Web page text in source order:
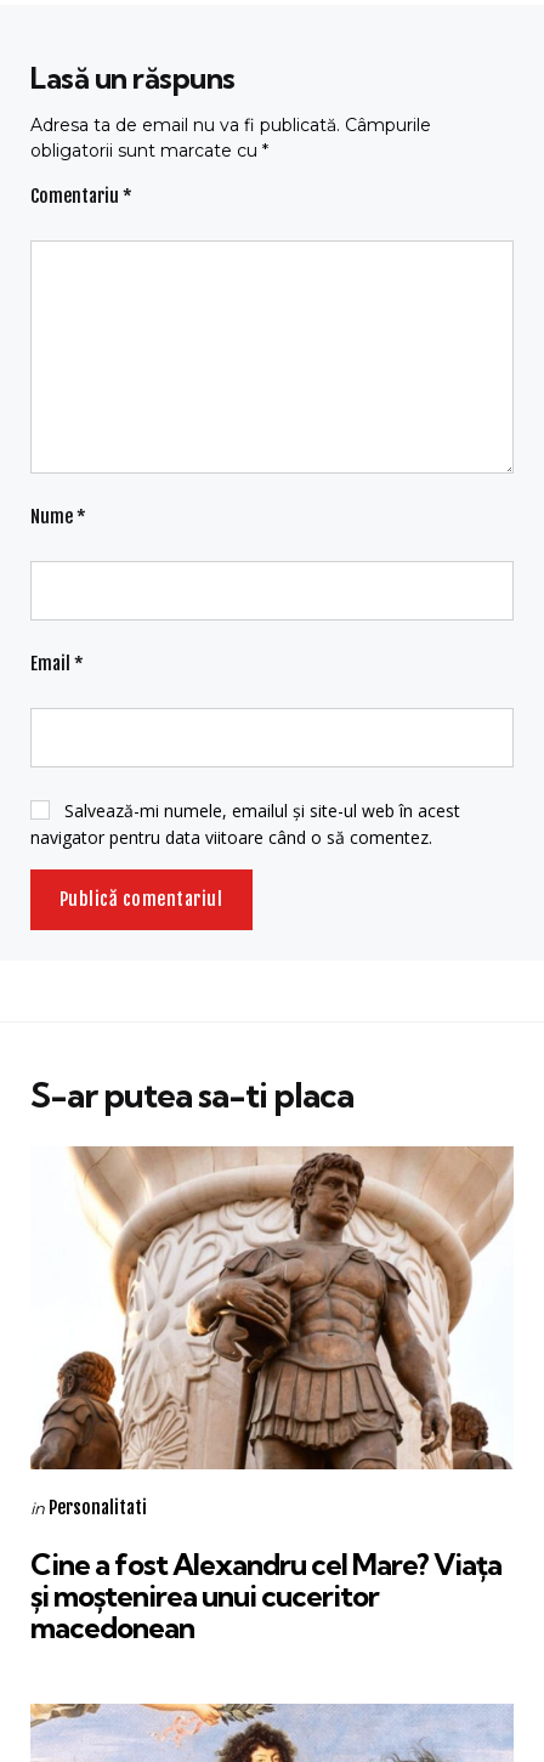
Lasă un răspuns
Adresa ta de email nu va fi publicată. Câmpurile
obligatorii sunt marcate cu *
Comentariu *
Nume*
Email *
Salvează-mi numele, emailul și site-ul web în acest
navigator pentru data viitoare când o să comentez.
S-ar putea sa-ti placa
Categories
Posted
in Personalitati
Cine a fost Alexandru cel Mare? Viața
și moștenirea unui cuceritor
macedonean